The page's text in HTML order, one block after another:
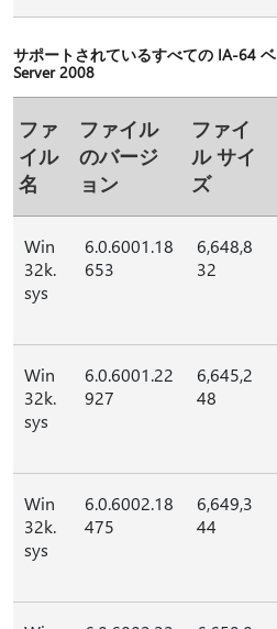
サポートされているすべての IA-64
Server 2008
ファ
イル
名
ファイル
のバージ
ョン
ファイ
ル サイ
ズ
Win
32k.
sys
6.0.6001.18
653
6,648,8
32
Win
32k.
sys
6.0.6001.22
927
6,645,2
48
Win
32k.
sys
6.0.6002.18
475
6,649,3
44